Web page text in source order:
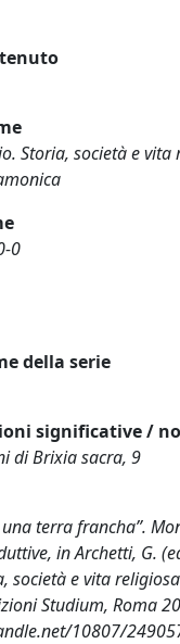
Storia, società e vita
0
della serie
significative /
di Brixia sacra, 9
terra francha”.
in Archetti, G.
società e vita
Studium, Roma
10807/